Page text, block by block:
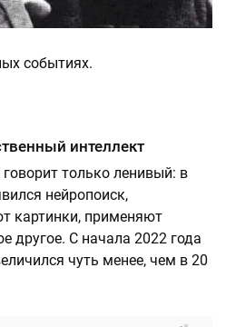
событиях.
интеллект
говорит только ленивый: в
нейропоиск,
картинки, применяют
другое. С начала 2022 года
чуть менее, чем в 20